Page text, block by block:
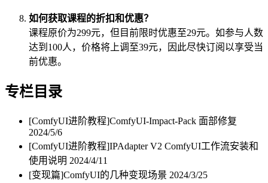
如何获取课程的折扣和优惠？
课程原价为299元，但目前限时优惠至29元。如参与人数
达到100人，价格将上调至39元，因此尽快订阅以享受当
前优惠。
专栏目录
[ComfyUI进阶教程]ComfyUI-Impact-Pack 面部修复
2024/5/6
[ComfyUI进阶教程]IPAdapter V2 ComfyUI工作流安装和
使用说明 2024/4/11
[变现篇]ComfyUI的几种变现场景 2024/3/25